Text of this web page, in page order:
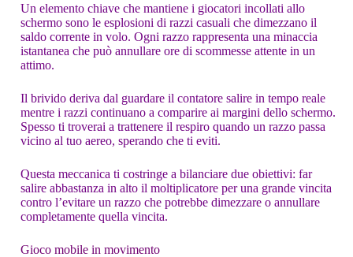
Un elemento chiave che mantiene i giocatori incollati allo
schermo sono le esplosioni di razzi casuali che dimezzano il
saldo corrente in volo. Ogni razzo rappresenta una minaccia
istantanea che può annullare ore di scommesse attente in un
attimo.
Il brivido deriva dal guardare il contatore salire in tempo reale
mentre i razzi continuano a comparire ai margini dello schermo.
Spesso ti troverai a trattenere il respiro quando un razzo passa
vicino al tuo aereo, sperando che ti eviti.
Questa meccanica ti costringe a bilanciare due obiettivi: far
salire abbastanza in alto il moltiplicatore per una grande vincita
contro l’evitare un razzo che potrebbe dimezzare o annullare
completamente quella vincita.
Gioco mobile in movimento